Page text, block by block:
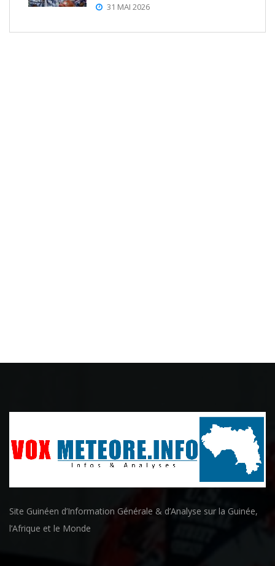
31 MAI 2026
Site Guinéen d’Information Générale & d’Analyse sur la Guinée,
l’Afrique et le Monde